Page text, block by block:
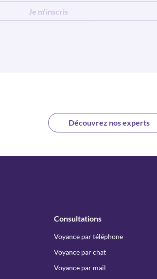
Je m'inscris
Découvrez nos experts
Consultations
Voyance par téléphone
Voyance par chat
Voyance par mail